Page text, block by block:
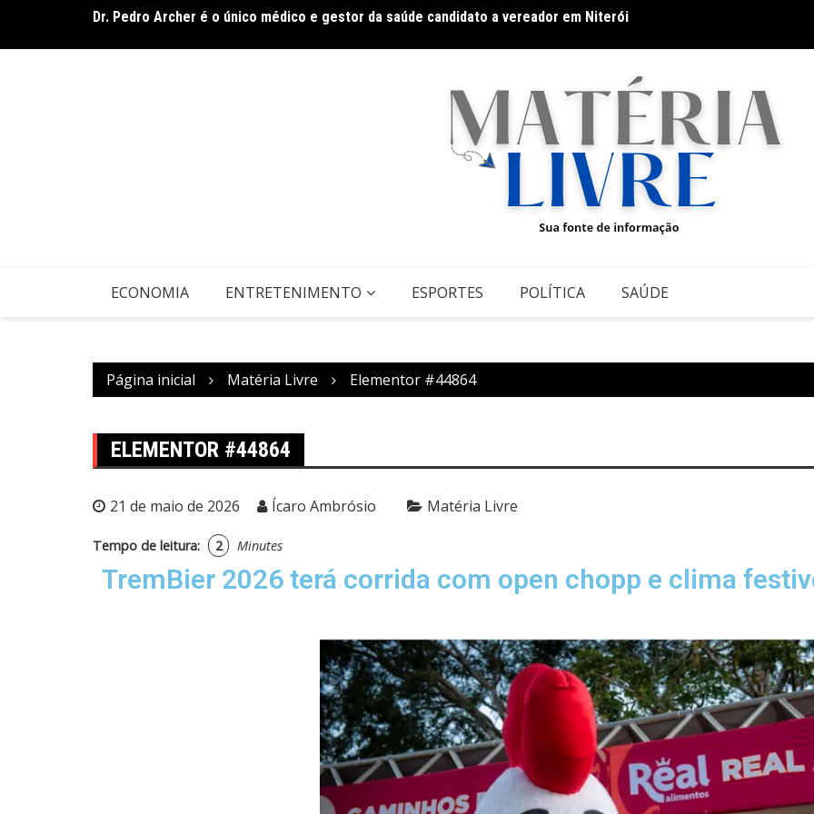
De olho no líder: Jhonathan Silva projeta duelo do Athletic contra o Criciúma
ECONOMIA ENTRETENIMENTO ESPORTES POLÍTICA SAÚDE
Página inicial Matéria Livre Elementor #44864
ELEMENTOR #44864
21 de maio de 2026 Ícaro Ambrósio Matéria Livre
Tempo de leitura: 2 Minutes
TremBier 2026 terá corrida com open chopp e clima